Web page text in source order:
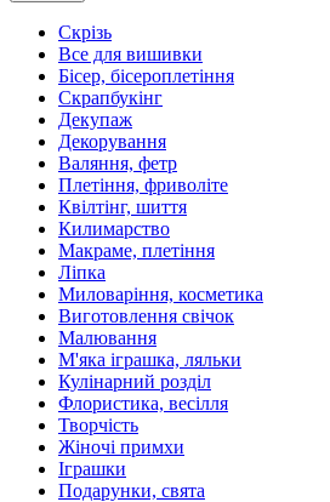
Скрізь
Все для вишивки
Бісер, бісероплетіння
Скрапбукінг
Декупаж
Декорування
Валяння, фетр
Плетіння, фриволіте
Квілтінг, шиття
Килимарство
Макраме, плетіння
Ліпка
Миловаріння, косметика
Виготовлення свічок
Малювання
М'яка іграшка, ляльки
Кулінарний розділ
Флористика, весілля
Творчість
Жіночі примхи
Іграшки
Подарунки, свята